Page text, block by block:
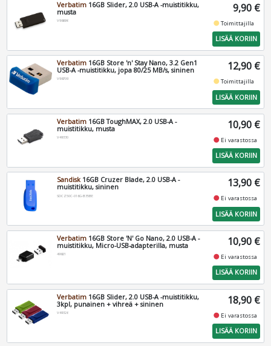
Verbatim 16GB Slider, 2.0 USB-A -muistitikku,
musta
V98696
9,90 €
fiber_manual_recordToimittajilla
LISÄÄ KORIIN
Verbatim 16GB Store 'n' Stay Nano, 3.2 Gen1
USB-A -muistitikku, jopa 80/25 MB/s, sininen
V98709
12,90 €
fiber_manual_recordToimittajilla
LISÄÄ KORIIN
Verbatim 16GB ToughMAX, 2.0 USB-A -
muistitikku, musta
V49330
10,90 €
fiber_manual_record Ei varastossa
LISÄÄ KORIIN
Sandisk16GB Cruzer Blade, 2.0 USB-A -
muistitikku, sininen
SDCZ50C-016G-B35BE
13,90 €
fiber_manual_record Ei varastossa
LISÄÄ KORIIN
Verbatim 16GB Store 'N' Go Nano, 2.0 USB-A -
muistitikku, Micro-USB-adapterilla, musta
49821
10,90 €
fiber_manual_record Ei varastossa
LISÄÄ KORIIN
Verbatim 16GB Slider, 2.0 USB-A -muistitikku,
3kpl, punainen + vihreä + sininen
V49326
18,90 €
fiber_manual_record Ei varastossa
LISÄÄ KORIIN